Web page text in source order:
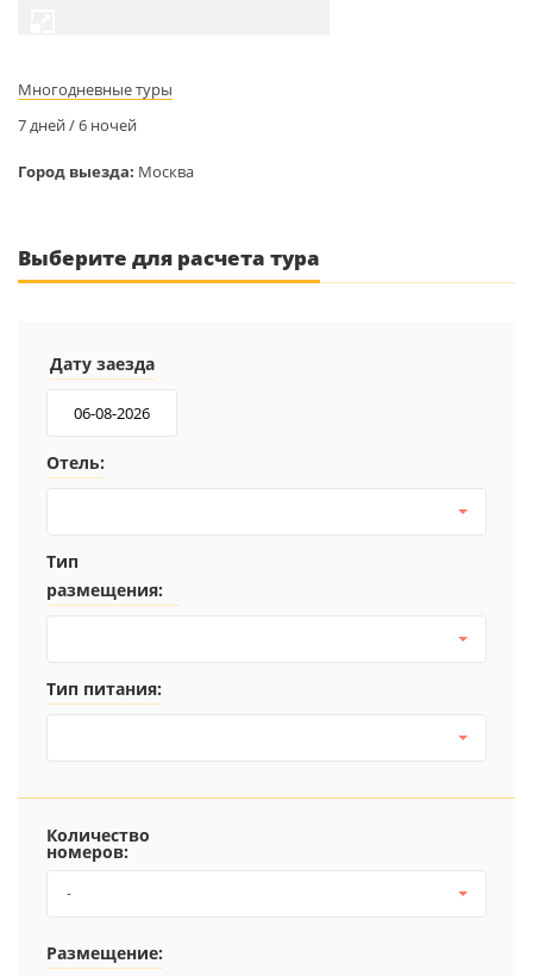
Многодневные туры
7 дней / 6 ночей
Город выезда: Москва
Выберите для расчета тура
Дату заезда
Отель:
Тип
размещения:
Тип питания:
Количество
номеров:
-
Размещение: